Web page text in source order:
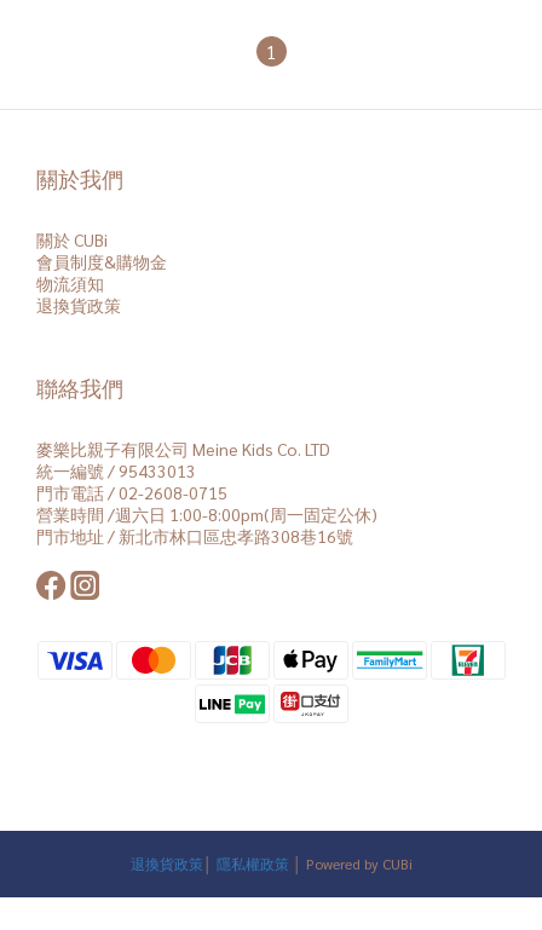
1
關於我們
關於 CUBi
會員制度&購物金
物流須知
退換貨政策
聯絡我們
麥樂比親子有限公司 Meine Kids Co. LTD
統一編號 / 95433013
門市電話 / 02-2608-0715
營業時間 /週六日 1:00-8:00pm(周一固定公休)
門市地址 / 新北市林口區忠孝路308巷16號
退換貨政策 隱私權政策 │ Powered by CUBi